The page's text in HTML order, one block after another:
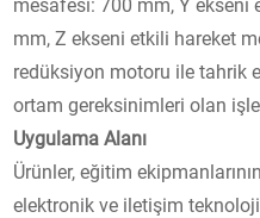
mesafesi: 700 mm, Y ekseni
mm, Z ekseni etkili hareket
redüksiyon motoru ile tahrik
ortam gereksinimleri olan
Uygulama Alanı
Ürünler, eğitim
elektronik ve iletişim